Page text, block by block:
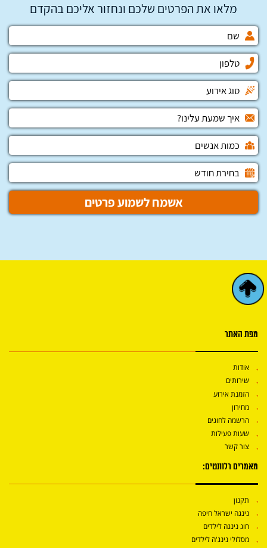
מלאו את הפרטים שלכם ונחזור אליכם בהקדם
מפת האתר
אודות
שירותים
הזמנת אירוע
מחירון
הרשמה לחוגים
שעות פעילות
צור קשר
מאמרים רלוונטים:
תקנון
נינגה ישראל חיפה
חוג נינגה לילדים
מסלולי נינג'ה לילדים